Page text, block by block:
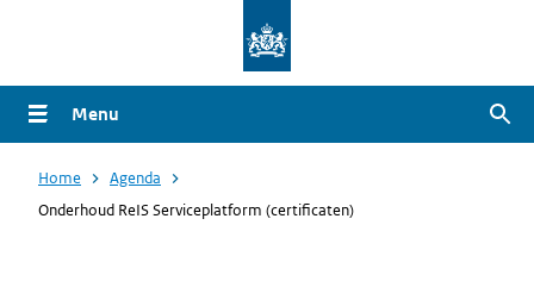
naar
de
gaan
Menu
Home
Agenda
Onderhoud ReIS Serviceplatform (certificaten)